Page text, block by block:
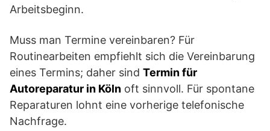
Arbeitsbeginn.
Muss man Termine vereinbaren? Für
Routinearbeiten empfiehlt sich die Vereinbarung
eines Termins; daher sind Termin für
Autoreparatur in Köln oft sinnvoll. Für spontane
Reparaturen lohnt eine vorherige telefonische
Nachfrage.